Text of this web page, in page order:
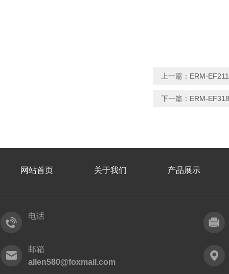
上一篇： ERM-
下一篇： ERM-
网站首页 关于我们 产品展示
电话
邮箱
allen580@foxmail.com